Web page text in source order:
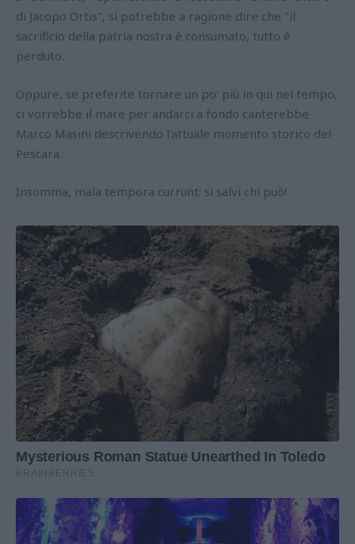
di Jacopo Ortis", si potrebbe a ragione dire che "il
sacrificio della patria nostra è consumato, tutto è
perduto.
Oppure, se preferite tornare un po' più in qui nel tempo,
ci vorrebbe il mare per andarci a fondo canterebbe
Marco Masini descrivendo l'attuale momento storico del
Pescara.
Insomma, mala tempora currunt: si salvi chi può!